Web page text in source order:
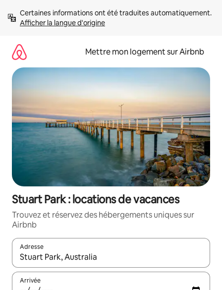
directement
Afficher la langue d'origine
Mettre mon logement sur Airbnb
Stuart Park : locations de vacances
Trouvez et réservez des hébergements uniques sur
Airbnb
Adresse
Lorsque les résultats s'affichent, utilisez les flèches vers le
Arrivée